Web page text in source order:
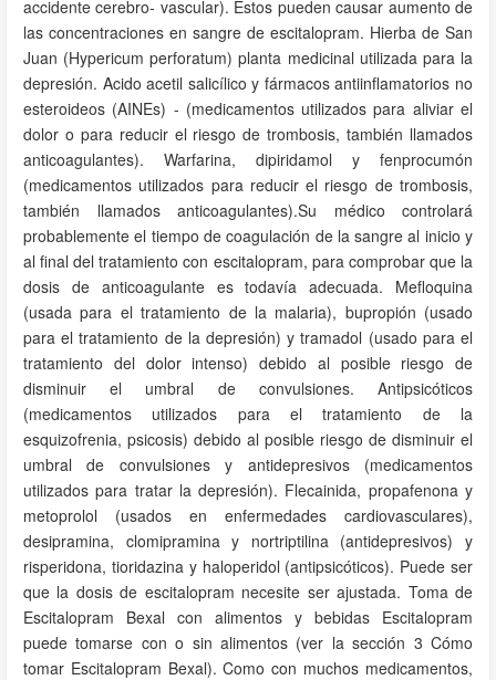
accidente cerebro- vascular). Estos pueden causar aumento de
las concentraciones en sangre de escitalopram. Hierba de San
Juan (Hypericum perforatum) planta medicinal utilizada para la
depresión. Acido acetil salicílico y fármacos antiinflamatorios no
esteroideos (AINEs) - (medicamentos utilizados para aliviar el
dolor o para reducir el riesgo de trombosis, también llamados
anticoagulantes). Warfarina, dipiridamol y fenprocumón
(medicamentos utilizados para reducir el riesgo de trombosis,
también llamados anticoagulantes).Su médico controlará
probablemente el tiempo de coagulación de la sangre al inicio y
al final del tratamiento con escitalopram, para comprobar que la
dosis de anticoagulante es todavía adecuada. Mefloquina
(usada para el tratamiento de la malaria), bupropión (usado
para el tratamiento de la depresión) y tramadol (usado para el
tratamiento del dolor intenso) debido al posible riesgo de
disminuir el umbral de convulsiones. Antipsicóticos
(medicamentos utilizados para el tratamiento de la
esquizofrenia, psicosis) debido al posible riesgo de disminuir el
umbral de convulsiones y antidepresivos (medicamentos
utilizados para tratar la depresión). Flecainida, propafenona y
metoprolol (usados en enfermedades cardiovasculares),
desipramina, clomipramina y nortriptilina (antidepresivos) y
risperidona, tioridazina y haloperidol (antipsicóticos). Puede ser
que la dosis de escitalopram necesite ser ajustada. Toma de
Escitalopram Bexal con alimentos y bebidas Escitalopram
puede tomarse con o sin alimentos (ver la sección 3 Cómo
tomar Escitalopram Bexal). Como con muchos medicamentos,